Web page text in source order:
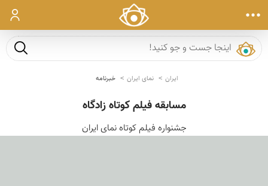
ورود
جست و
ایران نمای ایران خبرنامه
مسابقه فیلم کوتاه زادگاه
جشنواره فیلم کوتاه نمای ایران